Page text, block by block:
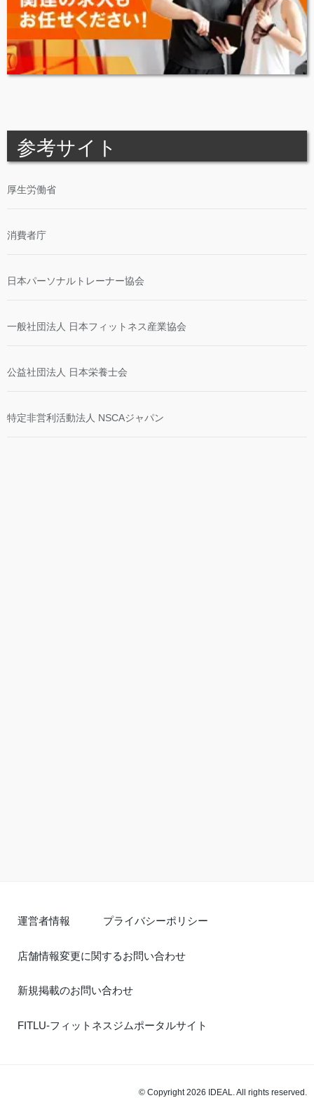
参考サイト
厚生労働省
消費者庁
日本パーソナルトレーナー協会
一般社団法人 日本フィットネス産業協会
公益社団法人 日本栄養士会
特定非営利活動法人 NSCAジャパン
運営者情報 プライバシーポリシー
店舗情報変更に関するお問い合わせ
新規掲載のお問い合わせ
FITLU-フィットネスジムポータルサイト
© Copyright 2026 IDEAL. All rights reserved.